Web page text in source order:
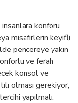
konforu
misafirlerin keyifli
pencereye yakın
ve ferah
konsol ve
olması gerekiyor,
yapılmalı.